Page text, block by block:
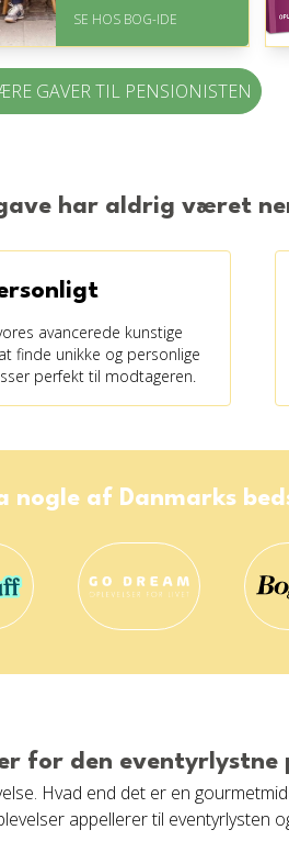
Levering: 1-3 hverdage -
forventet leveringstid
Gratis fragt
SE HOS BOG-IDE
GAVER TIL PENSIONISTEN
har aldrig været
avancerede kunstige
finde unikke og personlige
perfekt til modtageren.
af Danmarks
for den eventyrlystne
Hvad end det er en
appellerer til eventyrlysten